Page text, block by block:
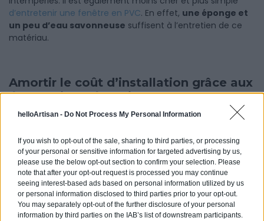
helloArtisan - Do Not Process My Personal Information
If you wish to opt-out of the sale, sharing to third parties, or processing
of your personal or sensitive information for targeted advertising by us,
please use the below opt-out section to confirm your selection. Please
note that after your opt-out request is processed you may continue
seeing interest-based ads based on personal information utilized by us
or personal information disclosed to third parties prior to your opt-out.
You may separately opt-out of the further disclosure of your personal
information by third parties on the IAB’s list of downstream participants.
d’entretenir une fenêtre en PVC. En effet, une éponge et
un peu d’eau savonneuse suffisent à l’entretien de ce
matériau.
Amortir le coût d’installation grâce aux
économies d'énergie
Les fenêtres en PVC aident également à réduire la dépense
énergétique d’un bien immobilier. En effet, l’encadrement
d’une fenêtre joueun rôle décisif dansl’isolation
thermique d’une maison. Contrairement aux fenêtres en
aluminium et en bois, les fenêtres en PVC retiennent mieux
la chaleur. Cette caractéristique isolante est un réel atout
qui aide à réduire considérablement les coûts énergétiques